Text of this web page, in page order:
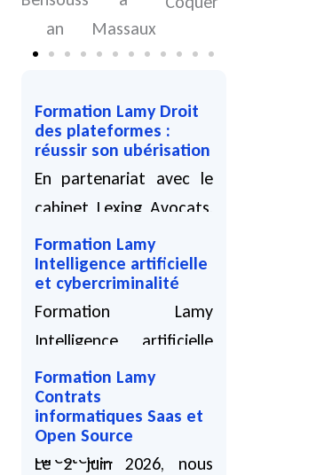
Massaux
Formation Lamy Droit
des plateformes :
réussir son ubérisation
En partenariat avec le
cabinet Lexing Avocats,
la formation Lamy Droit
des plateformes : le 9...
11 05 2026
Formation Lamy
Intelligence artificielle
et cybercriminalité
Formation Lamy
Intelligence artificielle
et cybercriminalité, le 2
juin 2026 avec Raphaël
Liotier, avocat
directeur...
Formation Lamy
Contrats
informatiques Saas et
Open Source
Le 2 juin 2026, nous